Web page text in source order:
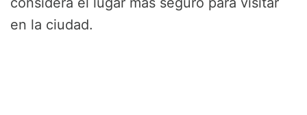
en la ciudad.